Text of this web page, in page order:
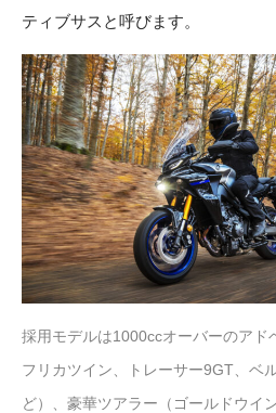
ティブサスと呼びます。
採用モデルは1000ccオーバーのアド
フリカツイン、トレーサー9GT、ベ
ど）、豪華ツアラー（ゴールドウイ